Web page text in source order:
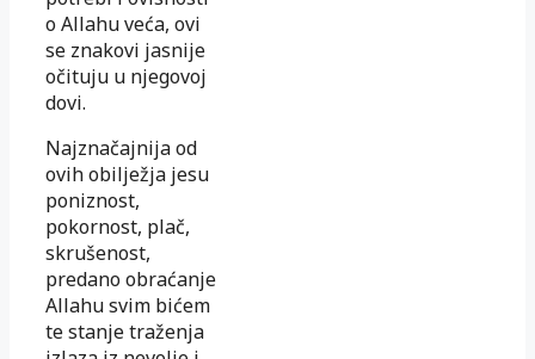
o Allahu veća, ovi
se znakovi jasnije
očituju u njegovoj
dovi.
Najznačajnija od
ovih obilježja jesu
poniznost,
pokornost, plač,
skrušenost,
predano obraćanje
Allahu svim bićem
te stanje traženja